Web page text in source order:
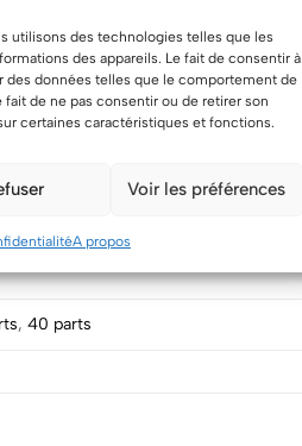
utilisons des technologies telles que les
des appareils. Le fait de consentir à
données telles que le comportement de
de ne pas consentir ou de retirer son
certaines caractéristiques et fonctions.
Voir les préférences
A propos
sécurisé via
Stripe
, 40 parts